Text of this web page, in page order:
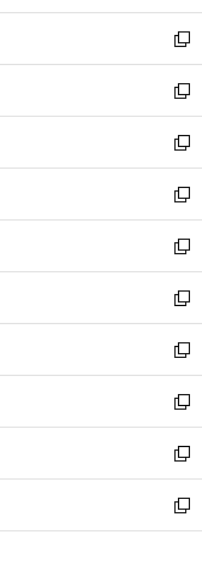
開
く
ウ
で
開
く
ン
ド
ウ
で
開
く
ウ
ィ
ン
ド
ウ
で
開
く
新
し
い
ウ
ィ
ン
ド
ウ
で
開
く
新
し
い
ウ
ィ
ン
ド
ウ
で
開
く
新
し
い
ウ
ィ
ン
ド
ウ
で
開
く
新
し
い
ウ
ィ
ン
ド
ウ
で
開
く
新
し
い
ウ
ィ
ン
ド
ウ
で
開
く
新
し
い
ウ
ィ
ン
ド
ウ
で
開
新
し
い
ウ
ィ
ン
ド
ウ
新
し
い
ウ
ィ
ン
新
し
い
ウ
新
し